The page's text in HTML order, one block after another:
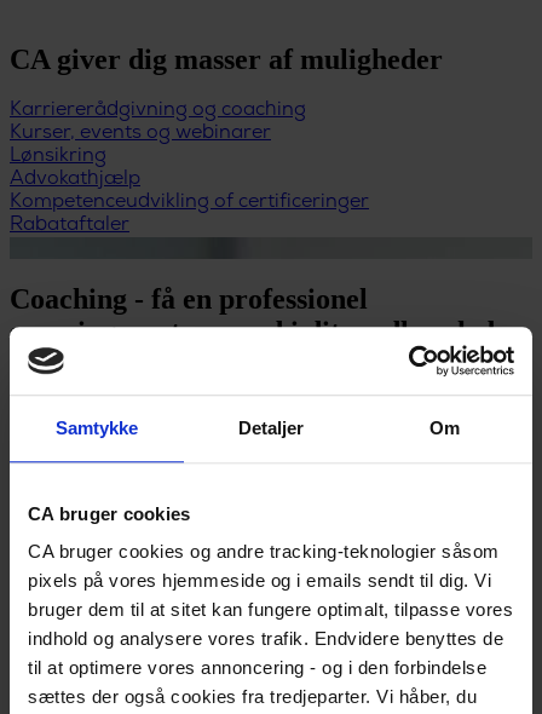
Samtykke Detaljer Om
CA bruger cookies
CA bruger cookies og andre tracking-teknologier såsom
pixels på vores hjemmeside og i emails sendt til dig. Vi
bruger dem til at sitet kan fungere optimalt, tilpasse vores
indhold og analysere vores trafik. Endvidere benyttes de
til at optimere vores annoncering - og i den forbindelse
sættes der også cookies fra tredjeparter. Vi håber, du
CA giver dig masser af muligheder
Karriererådgivning og coaching
Kurser, events og webinarer
Lønsikring
Advokathjælp
Kompetenceudvikling of certificeringer
Rabataftaler
Coaching - få en professionel
sparringspartner med i dit medlemskab
Uanset om du har brug for at sparre om jobskifte, næste skridt i
kan du tale med en af vores karriererådgivere. Karriererådgivning er
Advokathjælp - det enkle og billige
alternativ til fagforening
Få juridisk sparring om alt fra kontrakter og lønforhandling til
opsigelser. Slip for politiske dagsordener og få specialiseret hjælp til
din ansættelsesret gennem CA.